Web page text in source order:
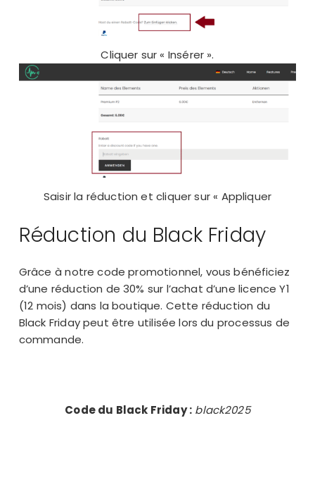
Cliquer sur « Insérer ».
Saisir la réduction et cliquer sur « Appliquer
Réduction du Black Friday
Grâce à notre code promotionnel, vous bénéficiez
d’une réduction de 30% sur l’achat d’une licence Y1
(12 mois) dans la boutique. Cette réduction du
Black Friday peut être utilisée lors du processus de
commande.
Code du Black Friday : black2025